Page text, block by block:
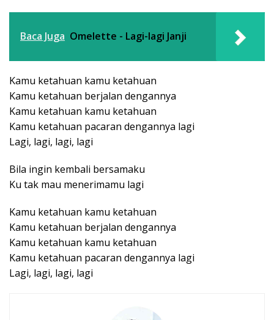
Baca Juga Omelette - Lagi-lagi Janji
Kamu ketahuan kamu ketahuan
Kamu ketahuan berjalan dengannya
Kamu ketahuan kamu ketahuan
Kamu ketahuan pacaran dengannya lagi
Lagi, lagi, lagi, lagi
Bila ingin kembali bersamaku
Ku tak mau menerimamu lagi
Kamu ketahuan kamu ketahuan
Kamu ketahuan berjalan dengannya
Kamu ketahuan kamu ketahuan
Kamu ketahuan pacaran dengannya lagi
Lagi, lagi, lagi, lagi